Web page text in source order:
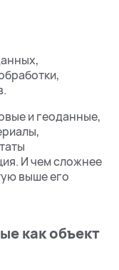
и геоданные,
И чем сложнее
выше его
как объект